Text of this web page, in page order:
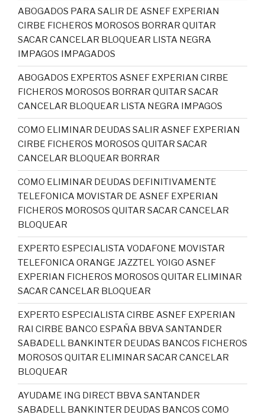
ABOGADOS PARA SALIR DE ASNEF EXPERIAN
CIRBE FICHEROS MOROSOS BORRAR QUITAR
SACAR CANCELAR BLOQUEAR LISTA NEGRA
IMPAGOS IMPAGADOS
ABOGADOS EXPERTOS ASNEF EXPERIAN CIRBE
FICHEROS MOROSOS BORRAR QUITAR SACAR
CANCELAR BLOQUEAR LISTA NEGRA IMPAGOS
COMO ELIMINAR DEUDAS SALIR ASNEF EXPERIAN
CIRBE FICHEROS MOROSOS QUITAR SACAR
CANCELAR BLOQUEAR BORRAR
COMO ELIMINAR DEUDAS DEFINITIVAMENTE
TELEFONICA MOVISTAR DE ASNEF EXPERIAN
FICHEROS MOROSOS QUITAR SACAR CANCELAR
BLOQUEAR
EXPERTO ESPECIALISTA VODAFONE MOVISTAR
TELEFONICA ORANGE JAZZTEL YOIGO ASNEF
EXPERIAN FICHEROS MOROSOS QUITAR ELIMINAR
SACAR CANCELAR BLOQUEAR
EXPERTO ESPECIALISTA CIRBE ASNEF EXPERIAN
RAI CIRBE BANCO ESPAÑA BBVA SANTANDER
SABADELL BANKINTER DEUDAS BANCOS FICHEROS
MOROSOS QUITAR ELIMINAR SACAR CANCELAR
BLOQUEAR
AYUDAME ING DIRECT BBVA SANTANDER
SABADELL BANKINTER DEUDAS BANCOS COMO